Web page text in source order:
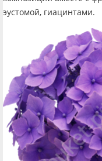
эустомой, гиацинтами.